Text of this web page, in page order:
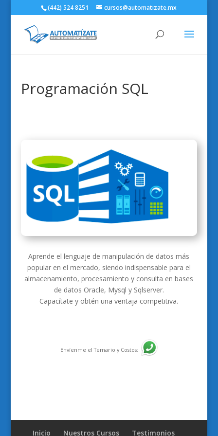
(442) 524 8251 cursos@automatizate.mx
Programación SQL
Aprende el lenguaje de manipulación de datos más
popular en el mercado, siendo indispensable para el
almacenamiento, procesamiento y consulta en bases
de datos Oracle, Mysql y Sqlserver.
Capacítate y obtén una ventaja competitiva.
Envíenme el Temario y Costos:
Inicio Nuestros Cursos Testimonios